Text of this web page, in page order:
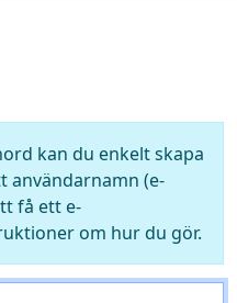
kan du enkelt skapa
användarnamn (e-
få ett e-
om hur du gör.